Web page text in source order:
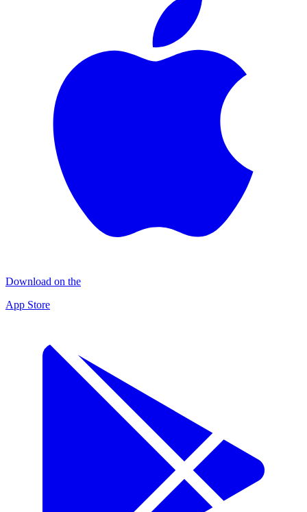
Download on the
App Store